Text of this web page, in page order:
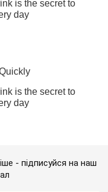
- підписуйся на наш